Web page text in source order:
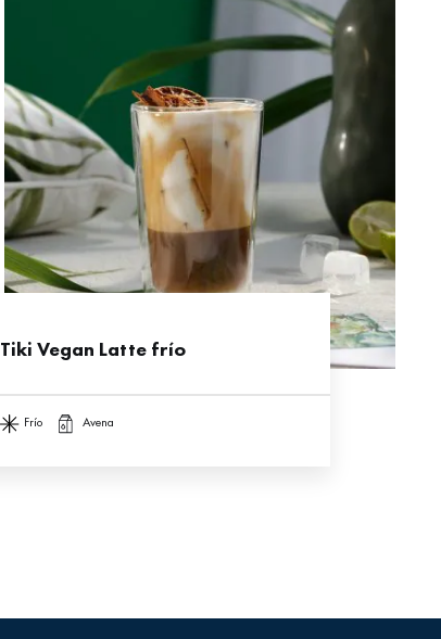
Tiki Vegan Latte frío
frío avena